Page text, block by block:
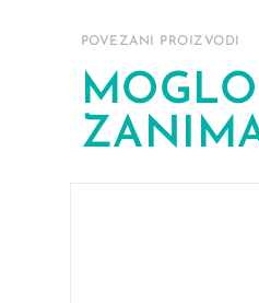
POVEZANI PROIZVODI